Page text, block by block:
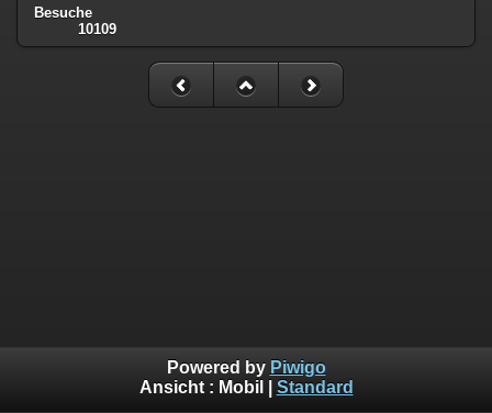
Besuche
10109
Powered by Piwigo
Ansicht : Mobil Standard